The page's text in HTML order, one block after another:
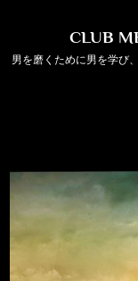
content
CLUB
男を磨くために男を学び